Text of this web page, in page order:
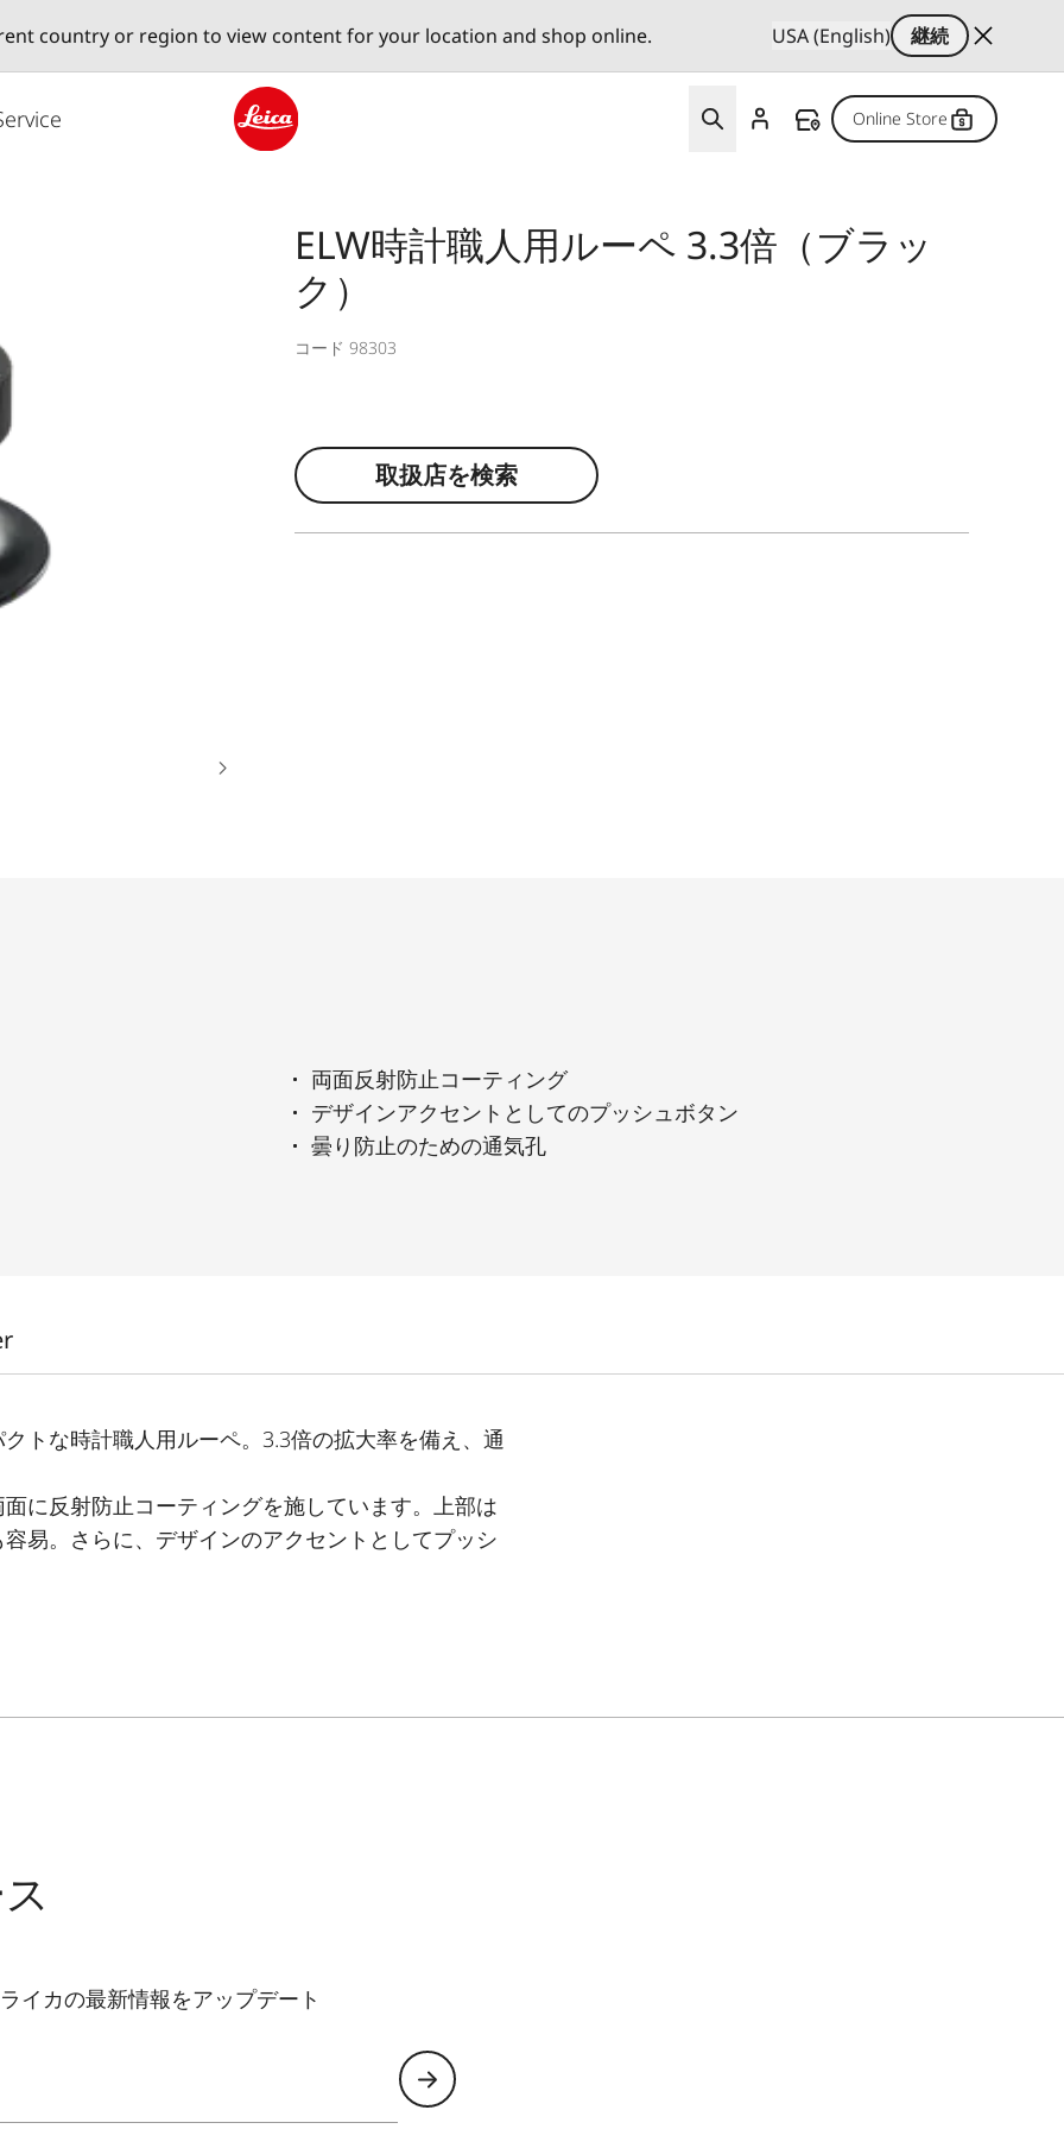
country or region to view content for your location and shop online. USA (English) 継続
Online Store
ELW時計職人用ルーペ 3.3倍（ブラッ
ク）
コード 98303
取扱店を検索
両面反射防止コーティング
デザインアクセントとしてのプッシュボタン
曇り防止のための通気孔
トな時計職人用ルーペ。3.3倍の拡大率を備え、通
に反射防止コーティングを施しています。上部は
易。さらに、デザインのアクセントとしてプッシ
イカの最新情報をアップデート